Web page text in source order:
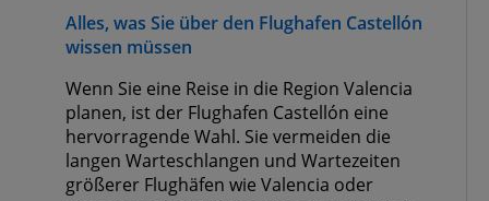
Alles, was Sie über den Flughafen Castellón
wissen müssen
Wenn Sie eine Reise in die Region Valencia
planen, ist der Flughafen Castellón eine
hervorragende Wahl. Sie vermeiden die
langen Warteschlangen und Wartezeiten
größerer Flughäfen wie Valencia oder